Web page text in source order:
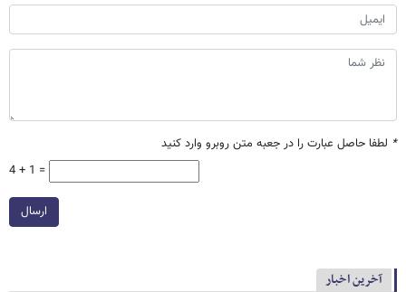
* لطفا حاصل عبارت را در جعبه متن روبرو وارد کنید
4 + 1 =
ارسال
آخرین اخبار